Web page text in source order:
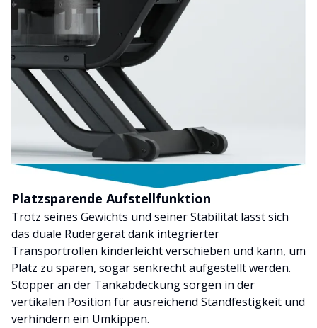
Platzsparende Aufstellfunktion
Trotz seines Gewichts und seiner Stabilität lässt sich
das duale Rudergerät dank integrierter
Transportrollen kinderleicht verschieben und kann, um
Platz zu sparen, sogar senkrecht aufgestellt werden.
Stopper an der Tankabdeckung sorgen in der
vertikalen Position für ausreichend Standfestigkeit und
verhindern ein Umkippen.